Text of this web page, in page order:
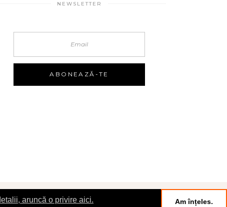
NEWSLETTER
aruncă o privire aici. Am înțeles.